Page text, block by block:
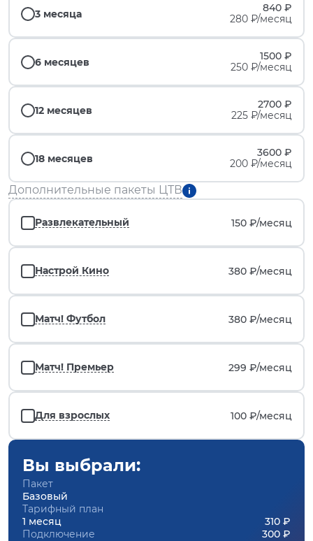
3 месяца
840 ₽
280 ₽/месяц
6 месяцев
1500 ₽
250 ₽/месяц
12 месяцев
2700 ₽
225 ₽/месяц
18 месяцев
3600 ₽
200 ₽/месяц
Дополнительные пакеты ЦТВ
Развлекательный 150 ₽/месяц
Настрой Кино 380 ₽/месяц
Матч! Футбол 380 ₽/месяц
Матч! Премьер 299 ₽/месяц
Для взрослых 100 ₽/месяц
Вы выбрали:
Пакет
Базовый
Тарифный план
1 месяц
310 ₽
Подключение
300 ₽